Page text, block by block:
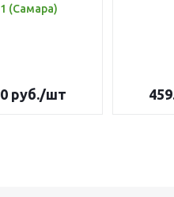
(Самара)
руб./шт